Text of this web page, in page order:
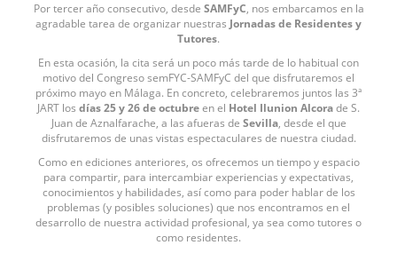
Por tercer año consecutivo, desde SAMFyC, nos embarcamos en la
agradable tarea de organizar nuestrasJornadas de Residentes y
Tutores.
En esta ocasión, la cita será un poco más tarde de lo habitual con
motivo del Congreso semFYC-SAMFyC del que disfrutaremos el
próximo mayo en Málaga. En concreto, celebraremos juntos las 3ª
JART los días 25 y 26 de octubreen el Hotel Ilunion Alcorade S.
Juan de Aznalfarache, a las afueras de Sevilla, desde el que
disfrutaremos de unas vistas espectaculares de nuestra ciudad.
Como en ediciones anteriores, os ofrecemos un tiempo y espacio
para compartir, para intercambiar experiencias y expectativas,
conocimientos y habilidades, así como para poder hablar de los
problemas (y posibles soluciones) que nos encontramos en el
desarrollo de nuestra actividad profesional, ya sea como tutores o
como residentes.